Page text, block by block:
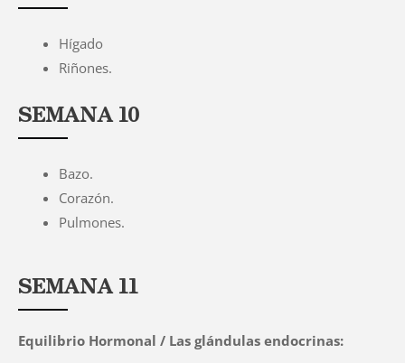
Hígado
Riñones.
SEMANA 10
Bazo.
Corazón.
Pulmones.
SEMANA 11
Equilibrio Hormonal / Las glándulas endocrinas: